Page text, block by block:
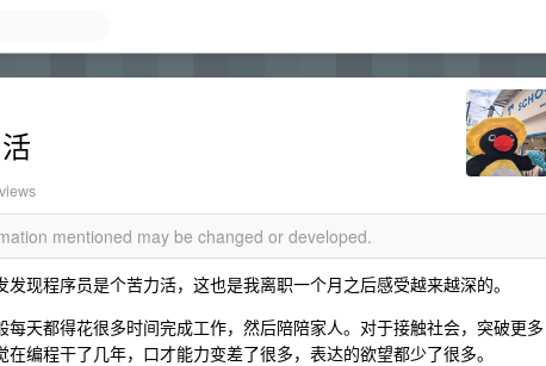
mentioned may be changed or developed.
现程序员是个苦力活，这也是我离职一个月之后感受越来越深的。
天都得花很多时间完成工作，然后陪陪家人。对于接触社会，突破更多
编程干了几年，口才能力变差了很多，表达的欲望都少了很多。